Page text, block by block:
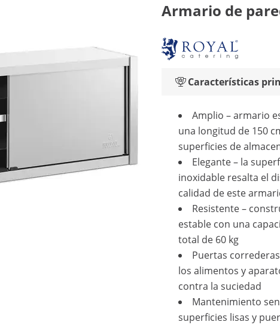
Armario de
Características
Amplio – armario
una longitud de 150
superficies de
Elegante – la
inoxidable resalta el
calidad de este
Resistente –
estable con una
total de 60 kg
Puertas
los alimentos y
contra la suciedad
Mantenimiento
superficies lisas y